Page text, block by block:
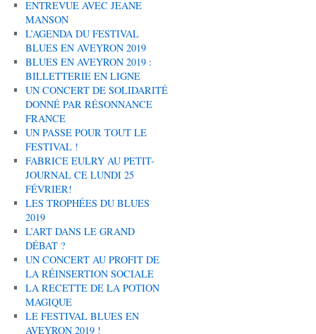
ENTREVUE AVEC JEANE
MANSON
L’AGENDA DU FESTIVAL
BLUES EN AVEYRON 2019
BLUES EN AVEYRON 2019 :
BILLETTERIE EN LIGNE
UN CONCERT DE SOLIDARITÉ
DONNÉ PAR RÉSONNANCE
FRANCE
UN PASSE POUR TOUT LE
FESTIVAL !
FABRICE EULRY AU PETIT-
JOURNAL CE LUNDI 25
FÉVRIER!
LES TROPHÉES DU BLUES
2019
L’ART DANS LE GRAND
DÉBAT ?
UN CONCERT AU PROFIT DE
LA RÉINSERTION SOCIALE
LA RECETTE DE LA POTION
MAGIQUE
LE FESTIVAL BLUES EN
AVEYRON 2019 !